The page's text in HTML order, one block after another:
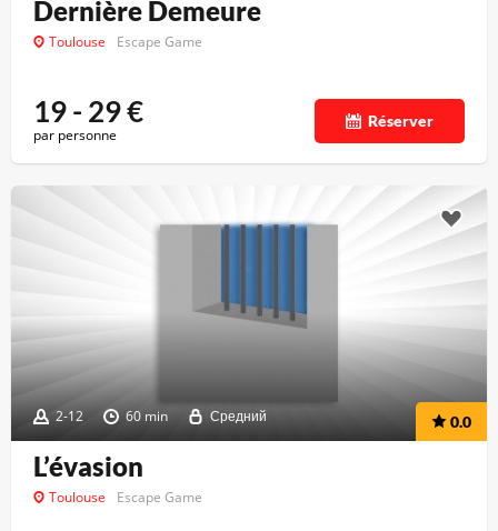
Dernière Demeure
Toulouse Escape Game
19 - 29€
par personne
Réserver
2-12 60 min Средний 0.0
L’évasion
Toulouse Escape Game